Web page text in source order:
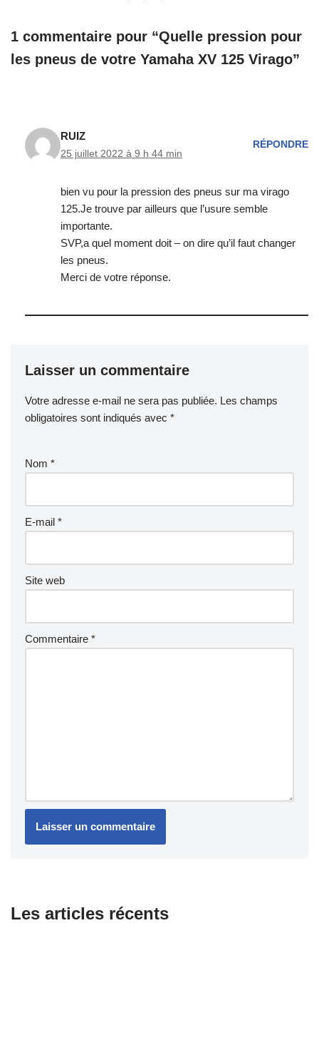
1 commentaire pour “Quelle pression pour
les pneus de votre Yamaha XV 125 Virago”
RUIZ
25 juillet 2022 à 9 h 44 min
RÉPONDRE
bien vu pour la pression des pneus sur ma virago
125.Je trouve par ailleurs que l’usure semble
importante.
SVP,a quel moment doit – on dire qu’il faut changer
les pneus.
Merci de votre réponse.
Laisser un commentaire
Votre adresse e-mail ne sera pas publiée. Les champs
obligatoires sont indiqués avec *
Nom *
E-mail *
Site web
Commentaire *
Les articles récents